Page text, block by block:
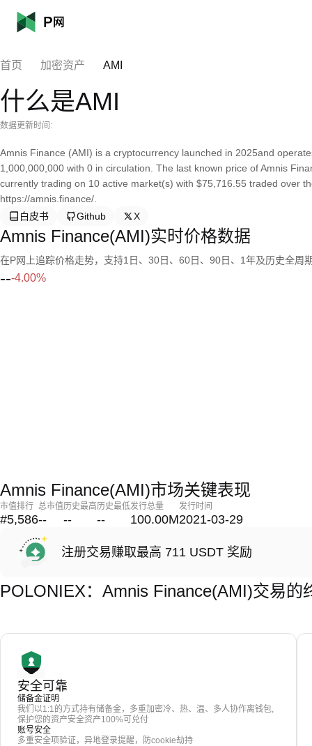
首页 加密资产 AMI
什么是AMI
数据更新时间:
Amnis Finance (AMI) is a cryptocurrency launched in 2025and
1,000,000,000 with 0 in circulation. The last known price of Amnis
currently trading on 10 active market(s) with $75,716.55 traded over
https://amnis.finance/.
白皮书
Github X
Amnis Finance(AMI)实时价格数据
在P网上追踪价格走势，支持1日、30日、60日、90日、1年及历史全周
---4.00%
Amnis Finance(AMI)市场关键表现
市值排行
#5,586
总市值
--
历史最高
--
历史最低
--
发行总量
100.00M
发行时间
2021-03-29
注册交易赚取最高 711 USDT 奖励
POLONIEX：Amnis Finance(AMI)交易的
安全可靠
储备金证明
我们以1:1的方式持有储备金，多重加密冷、热、温、多人协作离钱包,
保护您的资产安全资产100%可兑付
账号安全
多重安全项验证，异地登录提醒，防cookie劫持